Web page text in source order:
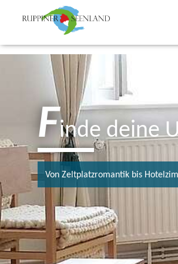
Finde deine
Von Zeltplatzromantik bis